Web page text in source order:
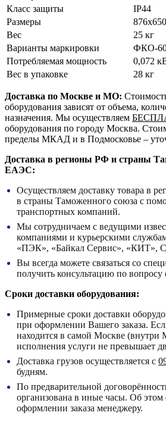
Класс защиты
IP44
Размеры
Вес
25 кг
Варианты маркировки
ФКО-
Потребляемая мощность
0,072
Вес в упаковке
28 кг
Доставка по Москве и МО:
оборудования зависят от объема,
назначения. Мы осуществляем
оборудования по городу Москва.
пределы МКАД и в Подмосковье –
Доставка в регионы РФ и страны
ЕАЭС:
Осуществляем доставку товара в
в страны Таможенного союза с
транспортных компаний.
Мы сотрудничаем с ведущими
компаниями и курьерскими
«ПЭК», «Байкал Сервис», «КИТ»,
Вы всегда можете связаться со
получить консультацию по вопросу
Сроки доставки оборудования:
Примерные сроки доставки
при оформлении Вашего заказа.
находится в самой Москве
исполнения услуги не превышает
Доставка грузов осуществляется с
будням.
По предварительной
организована в иные часы. Об этом
оформлении заказа менеджеру.